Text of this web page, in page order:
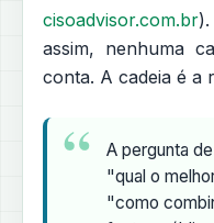
cisoadvisor.com.br
assim, nenhuma
conta. A cadeia é a
A pergunta
"qual o
"como